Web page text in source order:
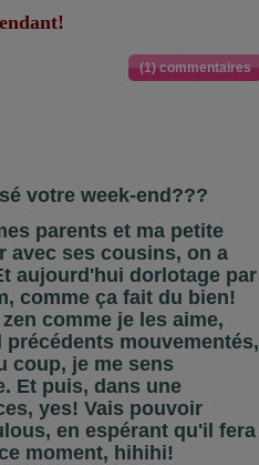
(1) commentaires
votre week-end???
parents et ma petite
avec ses cousins, on a
aujourd'hui dorlotage par
comme ça fait du bien!
comme je les aime,
mouvementés,
coup, je me sens
Et puis, dans une
yes! Vais pouvoir
en espérant qu'il fera
moment, hihihi!